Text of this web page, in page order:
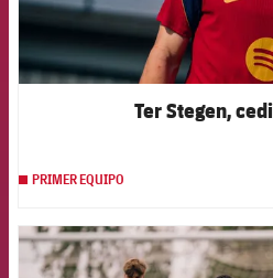
Ter Stegen,
PRIMER EQUIPO